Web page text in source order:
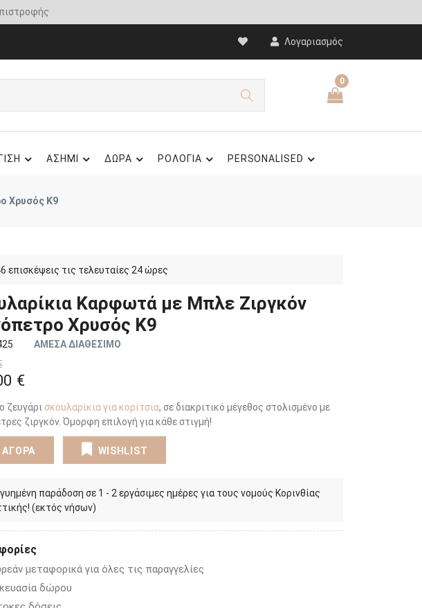
Λογαριασμός
0
ΑΣΗΜΙ ΔΩΡΑ ΡΟΛΟΓΙΑ PERSONALISED
Χρυσός Κ9
επισκέψεις τις τελευταίες 24 ώρες
Καρφωτά με Μπλε Ζιργκόν
Χρυσός Κ9
ΑΜΕΣΑ ΔΙΑΘΕΣΙΜΟ
€
ζευγάρι σκουλαρίκια για κορίτσια, σε διακριτικό μέγεθος στολισμένο με
ζιργκόν. Όμορφη επιλογή για κάθε στιγμή!
ΑΓΟΡΑ WISHLIST
παράδοση σε 1 - 2 εργάσιμες ημέρες για τους νομούς Κορινθίας
(εκτός νήσων)
μεταφορικά για όλες τις παραγγελίες
δώρου